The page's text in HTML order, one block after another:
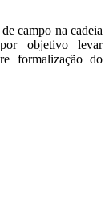
campo na cadeia
objetivo levar
formalização do